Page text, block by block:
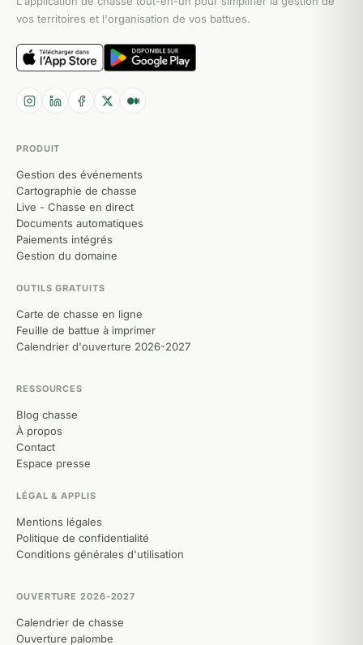
vos territoires et l'organisation de vos battues.
PRODUIT
Gestion des événements
Cartographie de chasse
Live - Chasse en direct
Documents automatiques
Paiements intégrés
Gestion du domaine
OUTILS GRATUITS
Carte de chasse en ligne
Feuille de battue à imprimer
Calendrier d'ouverture 2026-2027
RESSOURCES
Blog chasse
À propos
Contact
Espace presse
LÉGAL & APPLIS
Mentions légales
Politique de confidentialité
Conditions générales d'utilisation
OUVERTURE 2026-2027
Calendrier de chasse
Ouverture palombe